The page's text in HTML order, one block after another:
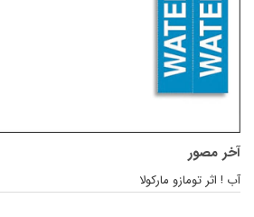
آخر مصور
آب ! اثر تومازو مارکولا